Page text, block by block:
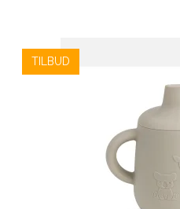
TILBUD